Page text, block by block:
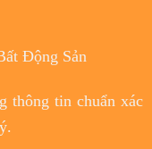
Động Sản
thông tin chuẩn xác